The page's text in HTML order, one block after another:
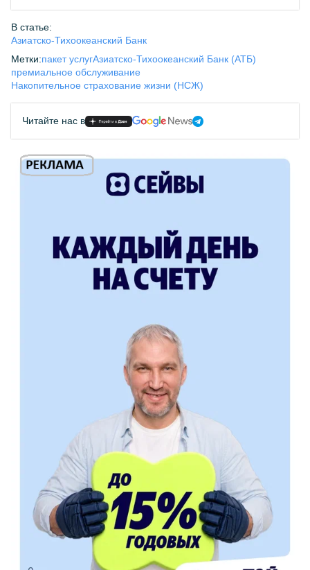
В статье:
Азиатско-Тихоокеанский Банк
Метки:пакет услугАзиатско-Тихоокеанский Банк (АТБ)
премиальное обслуживание
Накопительное страхование жизни (НСЖ)
Читайте нас в